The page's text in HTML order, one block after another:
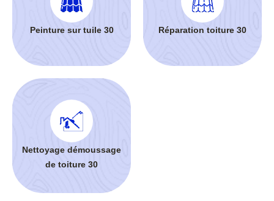
Peinture sur tuile 30 Réparation toiture 30
Nettoyage démoussage
de toiture 30